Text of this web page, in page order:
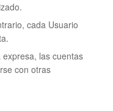
cada Usuario
las cuentas
con otras